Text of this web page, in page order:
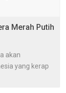
Merah Putih
akan
yang kerap